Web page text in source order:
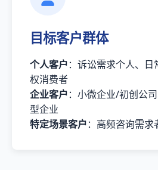
目标客户群体
个人客户：诉讼需求个人、
权消费者
企业客户：小微企业/初创公
型企业
特定场景客户：高频咨询需求